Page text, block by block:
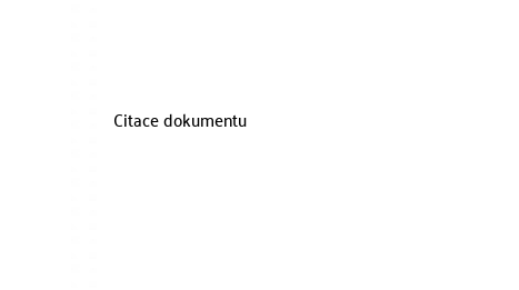
Citace dokumentu